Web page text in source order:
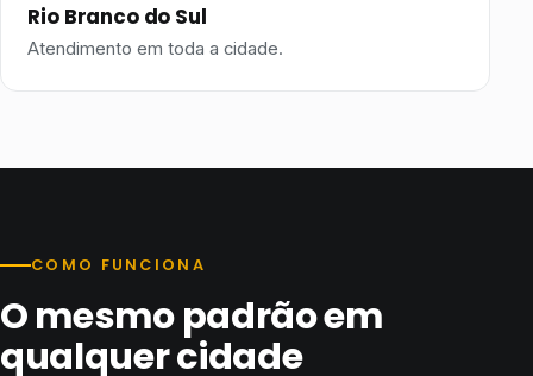
Rio Branco do Sul
Atendimento em toda a cidade.
COMO FUNCIONA
O mesmo padrão em
qualquer cidade